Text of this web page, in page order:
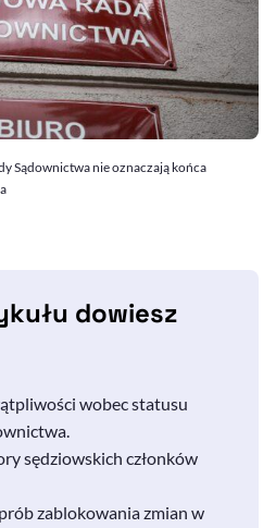
Sądownictwa nie oznaczają końca
dowiesz
wobec statusu
sędziowskich członków
zablokowania zmian w